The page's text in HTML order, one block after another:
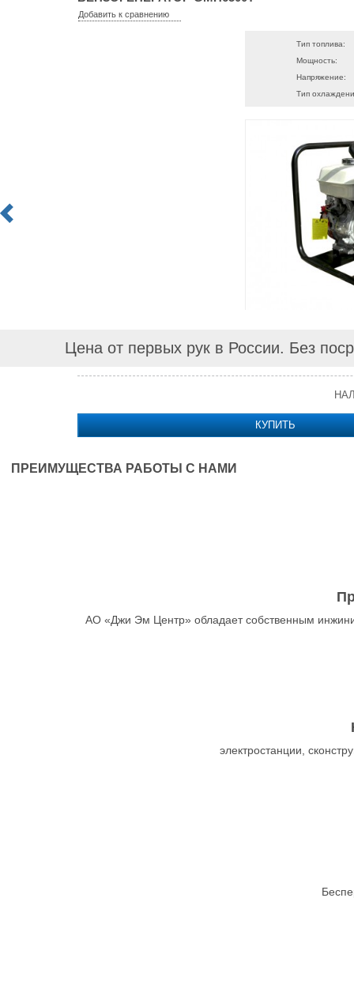
Добавить к сравнению
Тип топлива:
Мощность:
Напряжение:
Тип
Цена от первых рук в России. Без
КУПИТЬ
ПРЕИМУЩЕСТВА РАБОТЫ С НАМИ
АО «Джи Эм Центр» обладает собственным
электростанции,